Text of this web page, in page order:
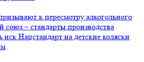
к пересмотру алкогольного
союз – стандарты производства
иск Нацстандарт на детские коляски